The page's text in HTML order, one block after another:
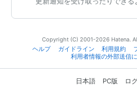
Copyright (C) 2001-2026 Hatena.
ヘルプ
ガイドライン 利用規約
利用者情報の外部送信
日本語 PC版 ロ